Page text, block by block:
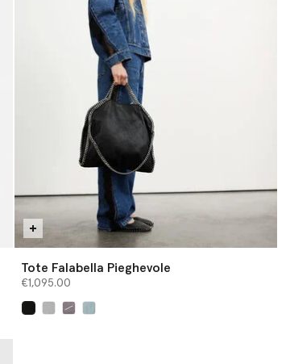
Tote Falabella Pieghevole
€1,095.00